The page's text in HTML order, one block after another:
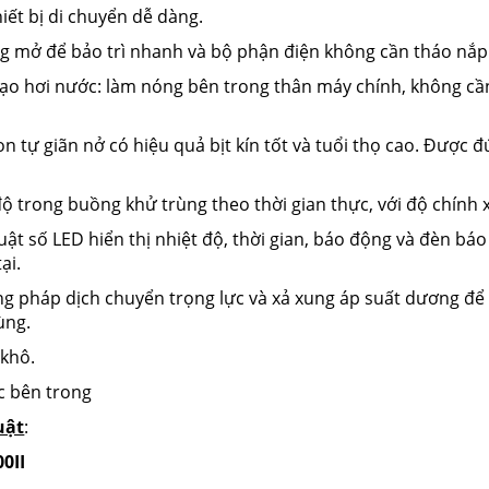
bị di chuyển dễ dàng.
mở để bảo trì nhanh và bộ phận điện không cần tháo
hơi nước: làm nóng bên trong thân máy chính, không
tự giãn nở có hiệu quả bịt kín tốt và tuổi thọ cao. Được
trong buồng khử trùng theo thời gian thực, với độ chính
số LED hiển thị nhiệt độ, thời gian, báo động và đèn
pháp dịch chuyển trọng lực và xả xung áp suất dương
bên trong
: